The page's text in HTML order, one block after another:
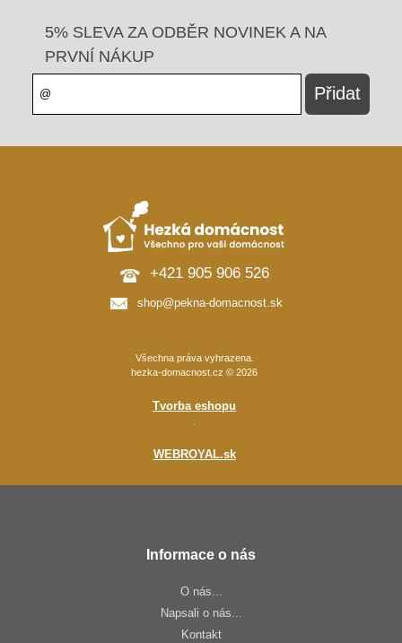
5% SLEVA ZA ODBĚR NOVINEK A NA
PRVNÍ NÁKUP
+421 905 906 526
shop@pekna-domacnost.sk
Všechna práva vyhrazena.
hezka-domacnost.cz © 2026
Tvorba eshopu
:
WEBROYAL.sk
Informace o nás
O nás...
Napsali o nás...
Kontakt